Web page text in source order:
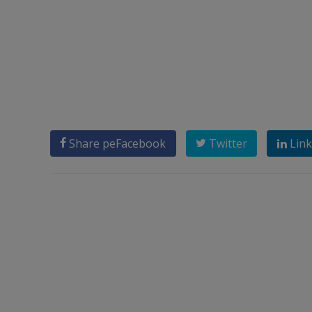
Share peFacebook Twitter